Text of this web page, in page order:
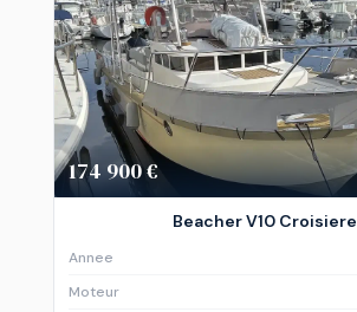
174 900 €
Beacher V10 Croisiere
Annee
Moteur